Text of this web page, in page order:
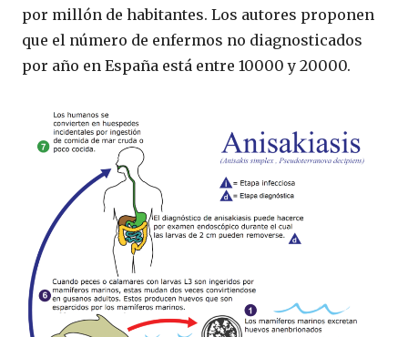
por millón de habitantes. Los autores proponen
que el número de enfermos no diagnosticados
por año en España está entre 10000 y 20000.